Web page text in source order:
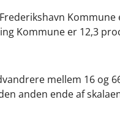
Kommune er 12,3
mellem 16 og
anden ende af